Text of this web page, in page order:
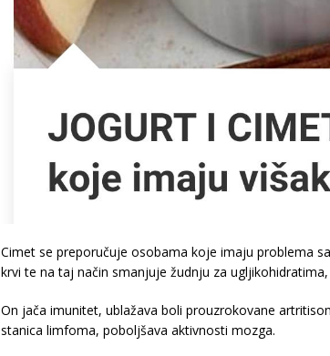
Cimet se preporučuje osobama koje imaju problema
krvi te na taj način smanjuje žudnju za
On jača imunitet, ublažava boli prouzrokovane
stanica limfoma, poboljšava aktivnosti mozga.